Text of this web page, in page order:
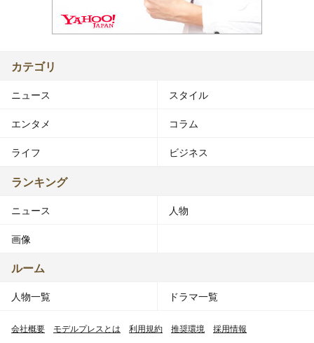
カテゴリ
ニュース スタイル
エンタメ コラム
ライフ ビジネス
ランキング
ニュース 人物
画像
ルーム
人物一覧 ドラマ一覧
会社概要 モデルプレスとは 利用規約 推奨環境 採用情報